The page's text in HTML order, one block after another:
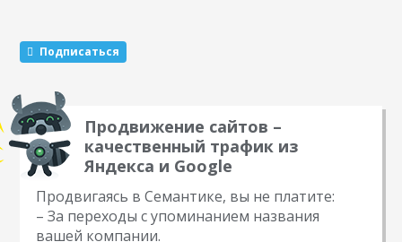
Подписаться
Продвижение сайтов –
качественный трафик из
Яндекса и Google
Продвигаясь в Семантике, вы не платите:
– За переходы с упоминанием названия
вашей компании.